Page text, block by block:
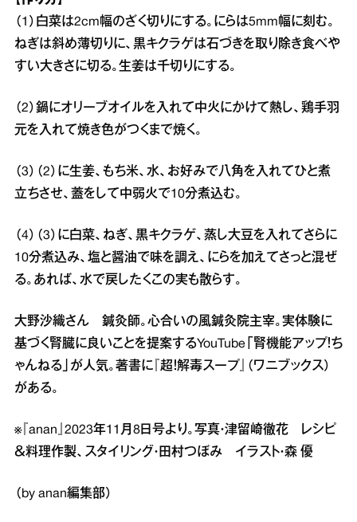
（1）白菜は2cm幅のざく切りにする。にらは5mm幅に刻む。
ねぎは斜め薄切りに、黒キクラゲは石づきを取り除き食べや
すい大きさに切る。生姜は千切りにする。
（2）鍋にオリーブオイルを入れて中火にかけて熱し、鶏手羽
元を入れて焼き色がつくまで焼く。
（3）（2）に生姜、もち米、水、お好みで八角を入れてひと煮
立ちさせ、蓋をして中弱火で10分煮込む。
（4）（3）に白菜、ねぎ、黒キクラゲ、蒸し大豆を入れてさらに
10分煮込み、塩と醤油で味を調え、にらを加えてさっと混ぜ
る。あれば、水で戻したくこの実も散らす。
大野沙織さん 鍼灸師。心合いの風鍼灸院主宰。実体験に
基づく腎臓に良いことを提案するYouTube「腎機能アップ！ち
ゃんねる」が人気。著書に『超！解毒スープ』（ワニブックス）
がある。
※『anan』2023年11月8日号より。写真・津留崎徹花 レシピ
＆料理作製、スタイリング・田村つぼみ イラスト・森 優
（by anan編集部）